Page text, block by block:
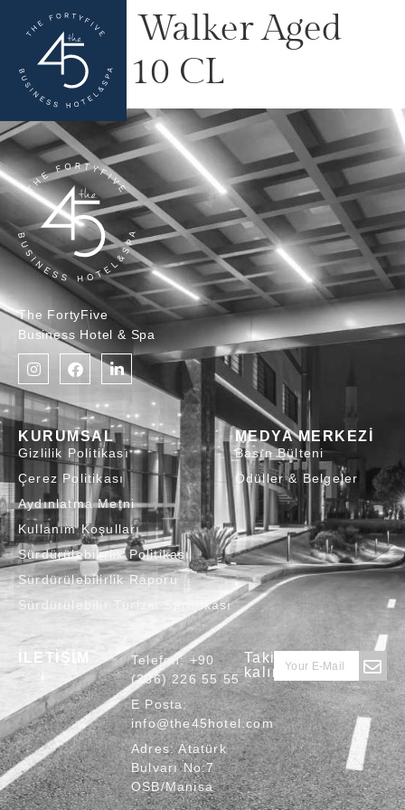
Johnie Walker Aged
18 YO 10 CL
The FortyFive
Business Hotel & Spa
KURUMSAL
Gizlilik Politikası
Çerez Politikası
Aydınlatma Metni
Kullanım Koşulları
Sürdürülebilirlik Politikası
Sürdürülebilirlik Raporu
Sürdürülebilir Turizm Sertifikası
MEDYA MERKEZİ
Basın Bülteni
Ödüller & Belgeler
İLETİŞİM Telefon:+90
(236) 226 55 55
E Posta:
info@the45hotel.com
Adres:Atatürk
Bulvarı No:7
OSB/Manisa
Takipte
kalın